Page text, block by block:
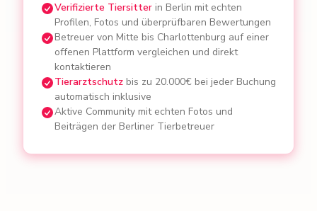
Verifizierte Tiersitter in Berlin mit echten
Profilen, Fotos und überprüfbaren Bewertungen
Betreuer von Mitte bis Charlottenburg auf einer
offenen Plattform vergleichen und direkt
kontaktieren
Tierarztschutz bis zu 20.000€ bei jeder Buchung
automatisch inklusive
Aktive Community mit echten Fotos und
Beiträgen der Berliner Tierbetreuer